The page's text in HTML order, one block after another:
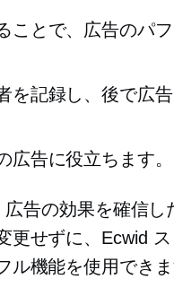
ことで、広告のパ
を記録し、後で広
広告に役立ちます。
告の効果を確信し
更せずに、Ecwid
機能を使用できま